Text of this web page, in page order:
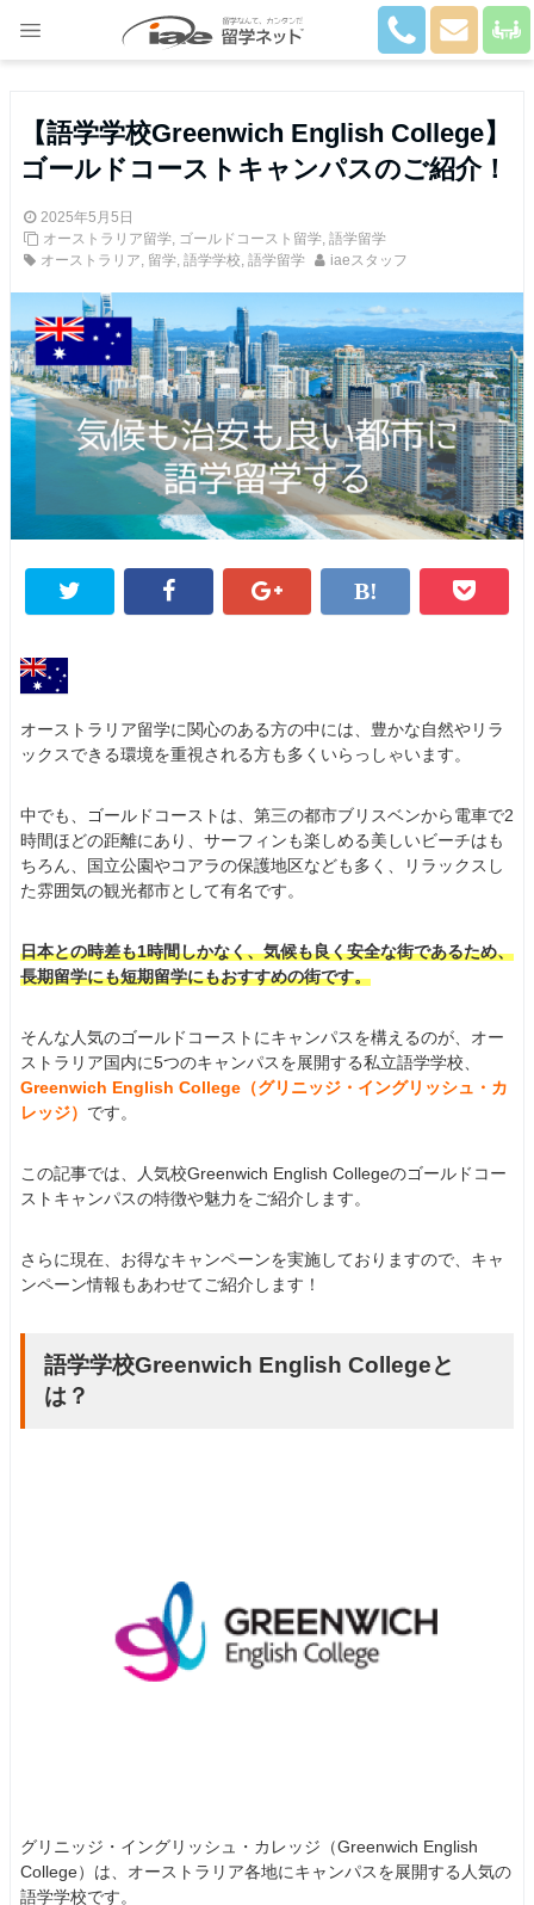
【語学学校Greenwich English College】
ゴールドコーストキャンパスのご紹介！
2025年5月5日
オーストラリア留学, ゴールドコースト留学, 語学留学
オーストラリア, 留学, 語学学校, 語学留学 iaeスタッフ
オーストラリア留学に関心のある方の中には、豊かな自然やリラ
ックスできる環境を重視される方も多くいらっしゃいます。
中でも、ゴールドコーストは、第三の都市ブリスベンから電車で2
時間ほどの距離にあり、サーフィンも楽しめる美しいビーチはも
ちろん、国立公園やコアラの保護地区なども多く、リラックスし
た雰囲気の観光都市として有名です。
日本との時差も1時間しかなく、気候も良く安全な街であるため、
長期留学にも短期留学にもおすすめの街です。
そんな人気のゴールドコーストにキャンパスを構えるのが、オー
ストラリア国内に5つのキャンパスを展開する私立語学学校、
Greenwich English College（グリニッジ・イングリッシュ・カ
レッジ） です。
この記事では、人気校Greenwich English Collegeのゴールドコー
ストキャンパスの特徴や魅力をご紹介します。
さらに現在、お得なキャンペーンを実施しておりますので、キャ
ンペーン情報もあわせてご紹介します！
語学学校Greenwich English Collegeと
は？
グリニッジ・イングリッシュ・カレッジ（Greenwich English
College）は、オーストラリア各地にキャンパスを展開する人気の
語学学校です。